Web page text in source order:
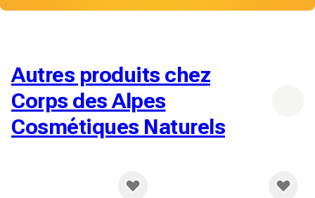
Autres produits chez
Corps des Alpes
Cosmétiques Naturels